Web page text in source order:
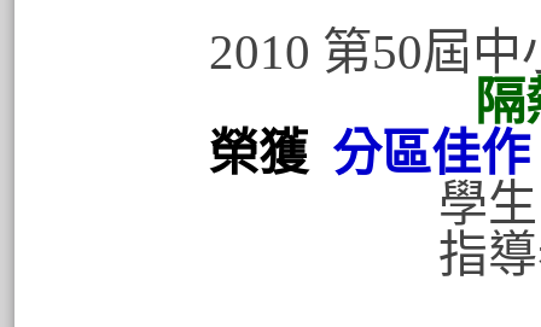
2010 第50屆
榮獲 分區佳作
學生:游
指導老